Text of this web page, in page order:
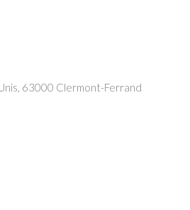
63000 Clermont-Ferrand